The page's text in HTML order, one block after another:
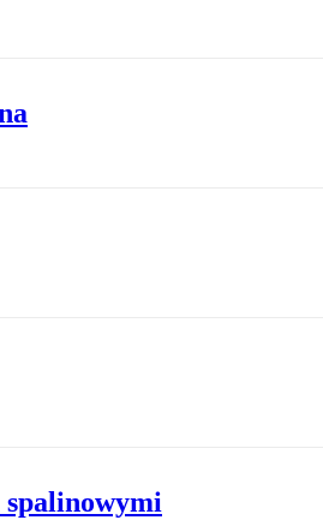
spalinowymi